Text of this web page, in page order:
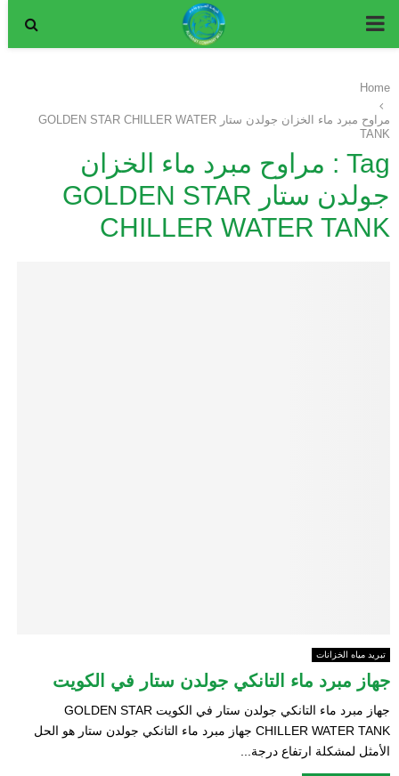
P
I
M
A
Home
مراوح مبرد ماء الخزان جولدن ستار GOLDEN STAR CHILLER WATER
TANK
Tag : مراوح مبرد ماء الخزان
جولدن ستار GOLDEN STAR
CHILLER WATER TANK
تبريد مياه الخزانات
جهاز مبرد ماء التانكي جولدن ستار في الكويت
جهاز مبرد ماء التانكي جولدن ستار في الكويت GOLDEN STAR
CHILLER WATER TANK جهاز مبرد ماء التانكي جولدن ستار هو الحل
الأمثل لمشكلة ارتفاع درجة...